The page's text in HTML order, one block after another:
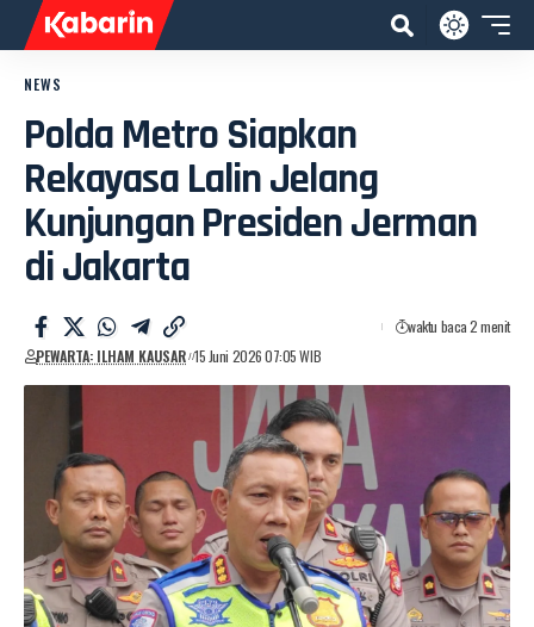
NEWS
Polda Metro Siapkan
Rekayasa Lalin Jelang
Kunjungan Presiden Jerman
di Jakarta
PEWARTA: ILHAM KAUSAR 15 Juni 2026 07:05 WIB
waktu baca 2 menit